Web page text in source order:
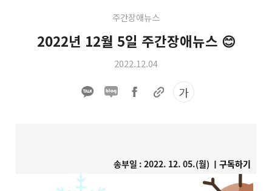
주간장애뉴스
2022년 12월 5일 주간장애뉴스 😊
2022.12.04
가